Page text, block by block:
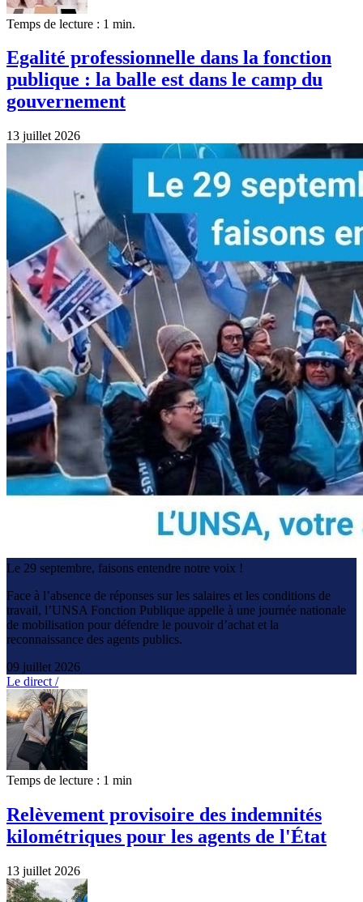
Temps de lecture : 1 min.
Egalité professionnelle dans la fonction
publique : la balle est dans le camp du
gouvernement
13 juillet 2026
Le 29 septembre, faisons entendre notre voix !
Face à l’absence de réponses sur les salaires et les conditions de
travail, l’UNSA Fonction Publique appelle à une journée nationale
de mobilisation pour défendre le pouvoir d’achat et la
reconnaissance des agents publics.
09 juillet 2026
Le direct /
Temps de lecture : 1 min
Relèvement provisoire des indemnités
kilométriques pour les agents de l'État
13 juillet 2026